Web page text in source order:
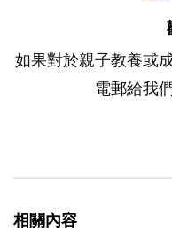
如果對於親子教養或
電郵給我
相關內容